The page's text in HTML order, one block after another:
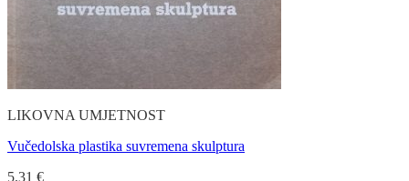
LIKOVNA UMJETNOST
Vučedolska plastika suvremena skulptura
5.31 €